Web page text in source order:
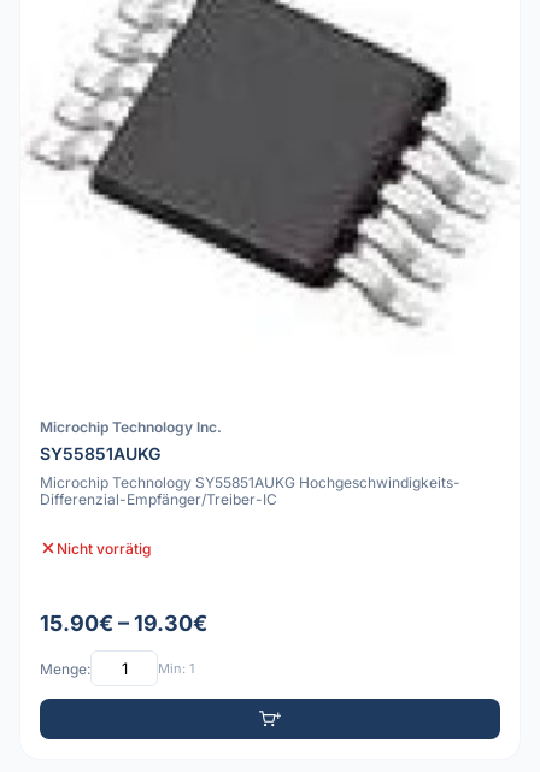
Microchip Technology Inc.
SY55851AUKG
Microchip Technology SY55851AUKG Hochgeschwindigkeits-
Differenzial-Empfänger/Treiber-IC
Nicht vorrätig
15.90€ – 19.30€
Menge: Min: 1